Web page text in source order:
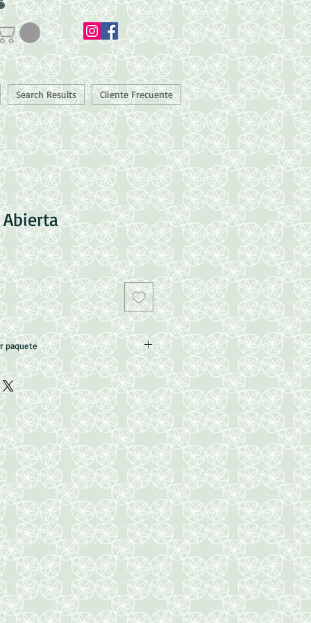
Search Results Cliente Frecuente
paquete